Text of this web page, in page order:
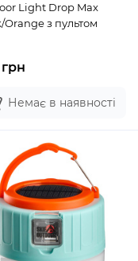
Light Drop Max
Orange з пультом
грн
Немає в наявності